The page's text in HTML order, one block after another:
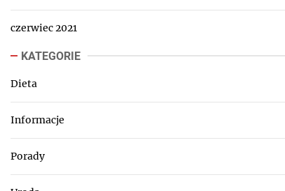
czerwiec 2021
KATEGORIE
Dieta
Informacje
Porady